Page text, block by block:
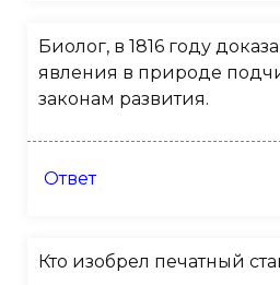
Биолог, в 1816 году
явления в природе
законам развития.
Ответ
Кто изобрел печатный